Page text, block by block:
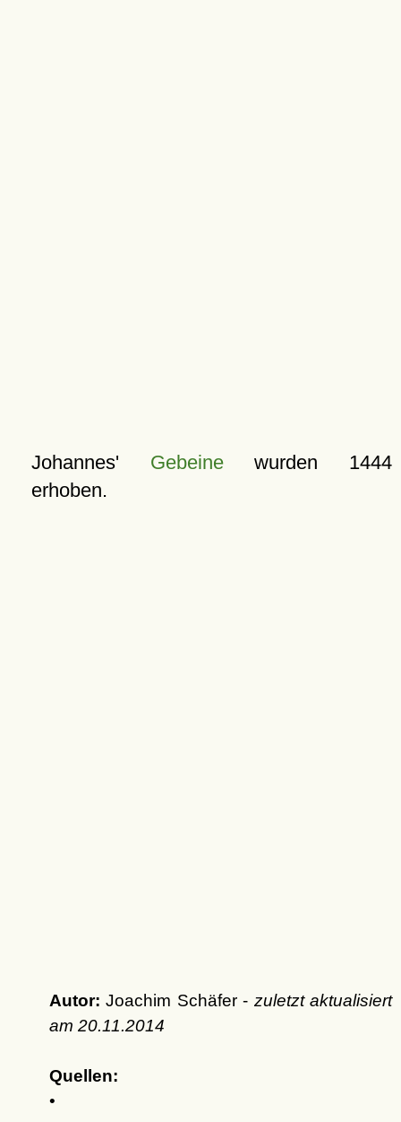
Johannes' Gebeinewurden 1444
erhoben.
Autor: Joachim Schäfer - zuletzt aktualisiert
am 20.11.2014
Quellen:
•